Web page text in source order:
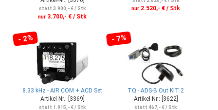
statt 3.900,- € / Stk
nur 3.700,- € / Stk
nur 2.520,- € / Stk
- 2%
8.33 kHz - AIR COM + ACD Set
Artikel-Nr.: [3369]
statt 1.915,- € / Stk
- 7%
TQ - ADS-B Out KIT 2
Artikel-Nr.: [3622]
statt 467,- € / Stk